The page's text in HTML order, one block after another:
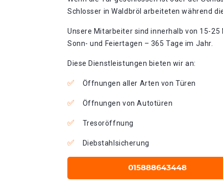
Schlosser in Waldbröl arbeiteten während
Unsere Mitarbeiter sind innerhalb von 15-25
Sonn- und Feiertagen – 365 Tage im Jahr.
Diese Dienstleistungen bieten wir an:
Öffnungen aller Arten von Türen
Öffnungen von Autotüren
Tresoröffnung
Diebstahlsicherung